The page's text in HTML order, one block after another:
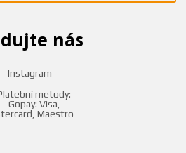
nás
Instagram